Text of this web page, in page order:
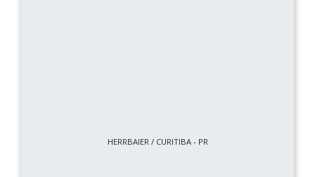
HERRBAIER / CURITIBA - PR